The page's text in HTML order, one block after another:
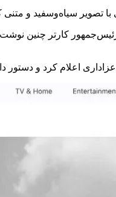
کارتر چنین
داد پرچم‌ها به مدت ۳۰ روز به